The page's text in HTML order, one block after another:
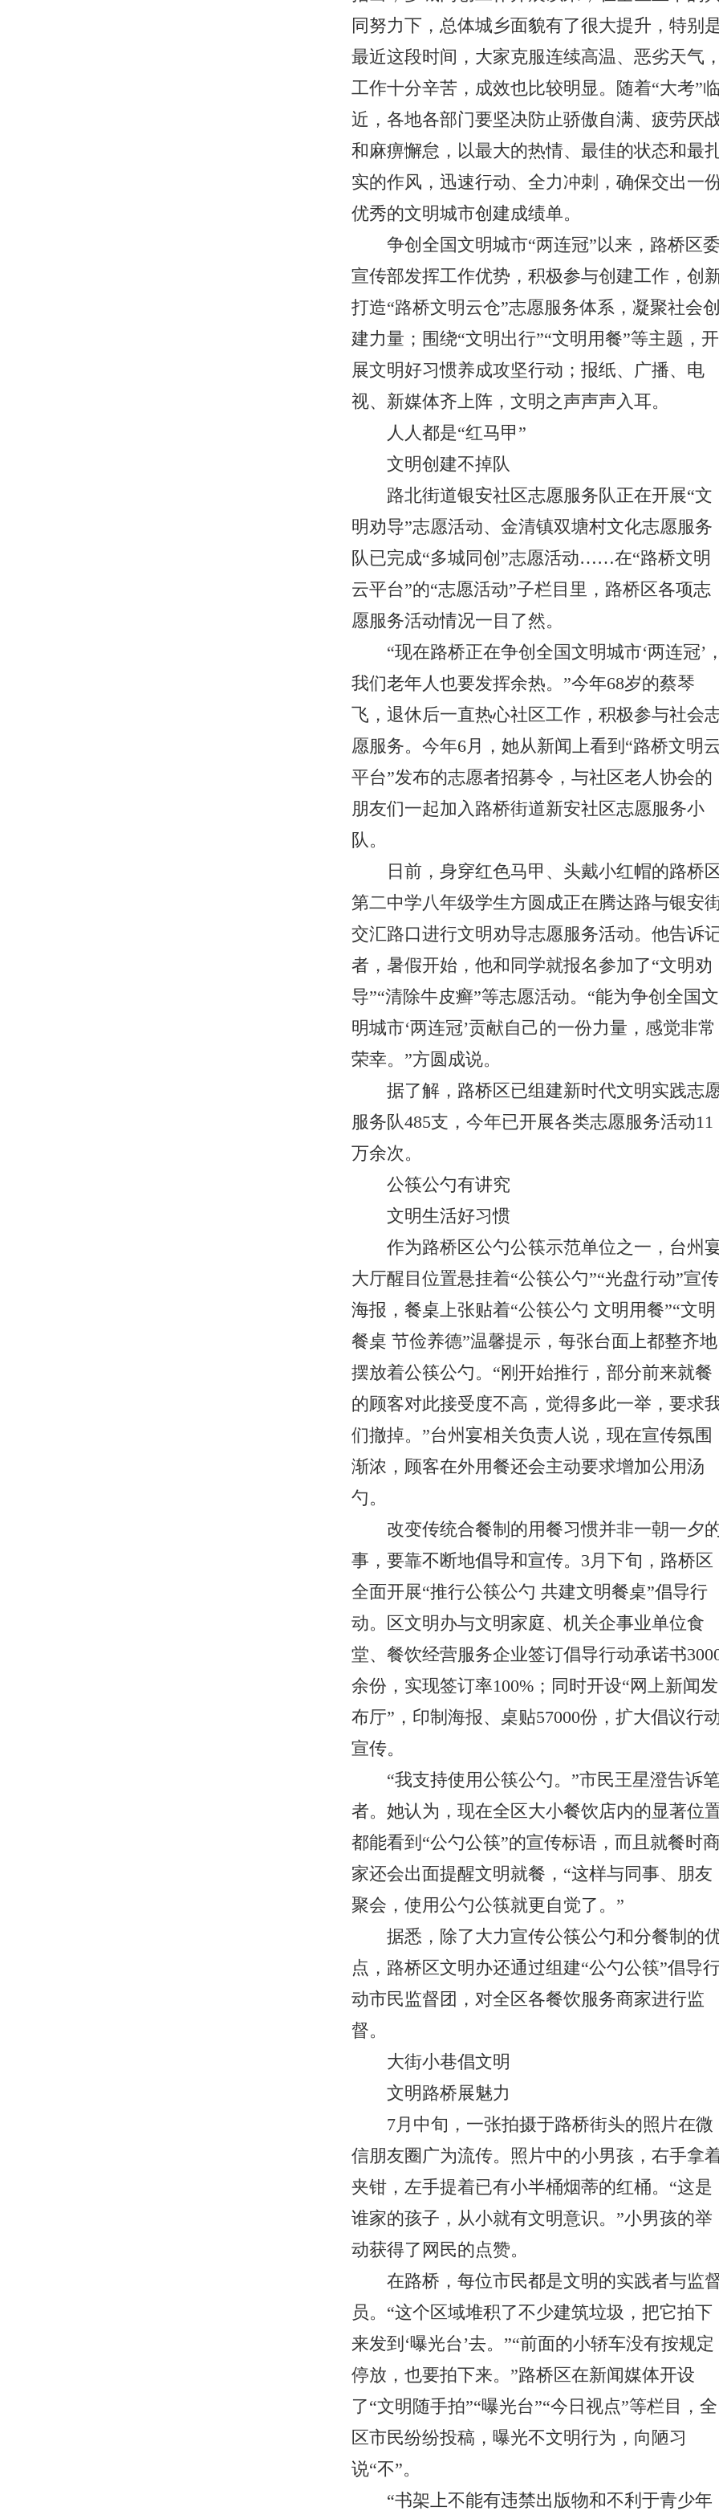
同努力下，总体城乡面貌有了很大提升，特别
最近这段时间，大家克服连续高温、恶劣天气，
工作十分辛苦，成效也比较明显。随着“大考”临
近，各地各部门要坚决防止骄傲自满、疲劳厌
和麻痹懈怠，以最大的热情、最佳的状态和最
实的作风，迅速行动、全力冲刺，确保交出一
优秀的文明城市创建成绩单。
争创全国文明城市“两连冠”以来，路桥区委
宣传部发挥工作优势，积极参与创建工作，创
打造“路桥文明云仓”志愿服务体系，凝聚社会创
建力量；围绕“文明出行”“文明用餐”等主题，开
展文明好习惯养成攻坚行动；报纸、广播、电
视、新媒体齐上阵，文明之声声声入耳。
人人都是“红马甲”
文明创建不掉队
路北街道银安社区志愿服务队正在开展“文
明劝导”志愿活动、金清镇双塘村文化志愿服务
队已完成“多城同创”志愿活动……在“路桥文明
云平台”的“志愿活动”子栏目里，路桥区各项志
愿服务活动情况一目了然。
“现在路桥正在争创全国文明城市‘两连冠’，
我们老年人也要发挥余热。”今年68岁的蔡琴
飞，退休后一直热心社区工作，积极参与社会
愿服务。今年6月，她从新闻上看到“路桥文明
平台”发布的志愿者招募令，与社区老人协会的
朋友们一起加入路桥街道新安社区志愿服务小
队。
日前，身穿红色马甲、头戴小红帽的路桥
第二中学八年级学生方圆成正在腾达路与银安
交汇路口进行文明劝导志愿服务活动。他告诉
者，暑假开始，他和同学就报名参加了“文明劝
导”“清除牛皮癣”等志愿活动。“能为争创全国文
明城市‘两连冠’贡献自己的一份力量，感觉非常
荣幸。”方圆成说。
据了解，路桥区已组建新时代文明实践志
服务队485支，今年已开展各类志愿服务活动11
万余次。
公筷公勺有讲究
文明生活好习惯
作为路桥区公勺公筷示范单位之一，台州
大厅醒目位置悬挂着“公筷公勺”“光盘行动”宣传
海报，餐桌上张贴着“公筷公勺 文明用餐”“文明
餐桌 节俭养德”温馨提示，每张台面上都整齐地
摆放着公筷公勺。“刚开始推行，部分前来就餐
的顾客对此接受度不高，觉得多此一举，要求
们撤掉。”台州宴相关负责人说，现在宣传氛围
渐浓，顾客在外用餐还会主动要求增加公用汤
勺。
改变传统合餐制的用餐习惯并非一朝一夕
事，要靠不断地倡导和宣传。3月下旬，路桥区
全面开展“推行公筷公勺 共建文明餐桌”倡导行
动。区文明办与文明家庭、机关企事业单位食
堂、餐饮经营服务企业签订倡导行动承诺书
余份，实现签订率100%；同时开设“网上新闻发
布厅”，印制海报、桌贴57000份，扩大倡议行
宣传。
“我支持使用公筷公勺。”市民王星澄告诉
者。她认为，现在全区大小餐饮店内的显著位
都能看到“公勺公筷”的宣传标语，而且就餐时商
家还会出面提醒文明就餐，“这样与同事、朋友
聚会，使用公勺公筷就更自觉了。”
据悉，除了大力宣传公筷公勺和分餐制的
点，路桥区文明办还通过组建“公勺公筷”倡导
动市民监督团，对全区各餐饮服务商家进行监
督。
大街小巷倡文明
文明路桥展魅力
7月中旬，一张拍摄于路桥街头的照片在微
信朋友圈广为流传。照片中的小男孩，右手拿
夹钳，左手提着已有小半桶烟蒂的红桶。“这是
谁家的孩子，从小就有文明意识。”小男孩的举
动获得了网民的点赞。
在路桥，每位市民都是文明的实践者与监
员。“这个区域堆积了不少建筑垃圾，把它拍下
来发到‘曝光台’去。”“前面的小轿车没有按规定
停放，也要拍下来。”路桥区在新闻媒体开设
了“文明随手拍”“曝光台”“今日视点”等栏目，全
区市民纷纷投稿，曝光不文明行为，向陋习
说“不”。
“书架上不能有违禁出版物和不利于青少年